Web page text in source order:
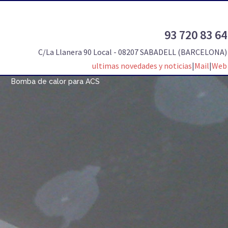
93 720 83 64
C/La Llanera 90 Local - 08207 SABADELL (BARCELONA)
Web
|
Mail
|
ultimas novedades y noticias
Bomba de calor para ACS